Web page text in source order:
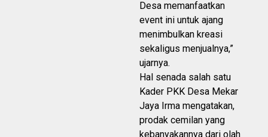
Desa memanfaatkan
event ini untuk ajang
menimbulkan kreasi
sekaligus menjualnya,”
ujarnya.
Hal senada salah satu
Kader PKK Desa Mekar
Jaya Irma mengatakan,
prodak cemilan yang
kebanyakannya dari olah